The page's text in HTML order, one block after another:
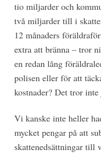
tio miljarder och
två miljarder till i
12 månaders
extra att bränna – tror
en redan lång
polisen eller för att
kostnader? Det tror inte
Vi kanske inte heller
mycket pengar på att
skattenedsättningar till